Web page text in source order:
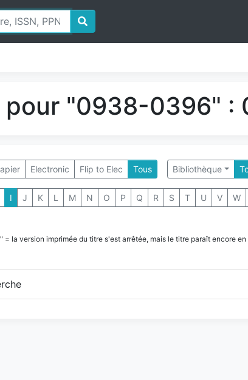
pour "0938-0396" :
Electronic Flip to Elec Tous Bibliothèque
I J K L M N O P Q R S T U V W
= la version imprimée du titre s'est arrêtée, mais le titre paraît encore